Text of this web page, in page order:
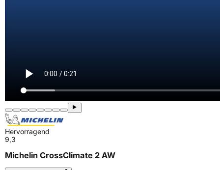
Hervorragend
9,3
Michelin CrossClimate 2 AW